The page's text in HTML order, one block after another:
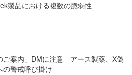
製品における複数の脆弱性
ご案内」DMに注意 アース製薬、X偽
の警戒呼び掛け